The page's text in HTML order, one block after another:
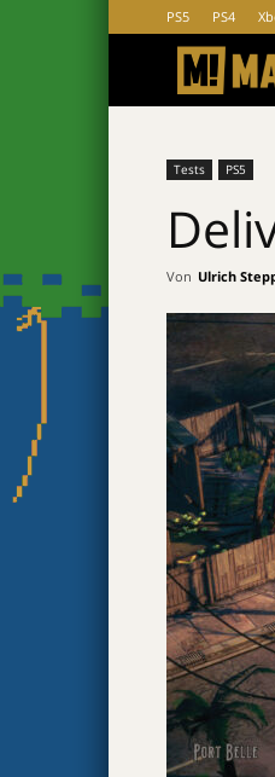
PS5 PS4
Tests PS5
Von Ulrich